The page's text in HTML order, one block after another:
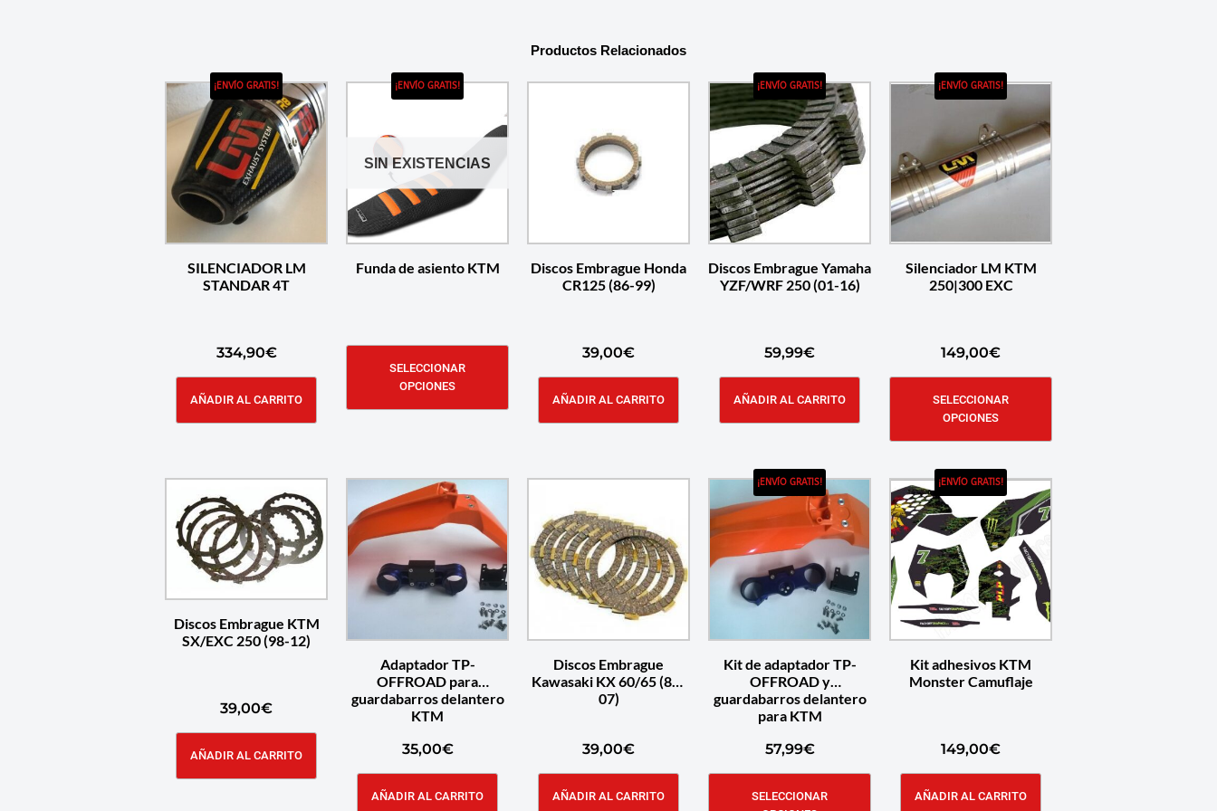
Productos Relacionados
¡ENVÍO GRATIS!
SILENCIADOR LM
STANDAR 4T
334,90€
AÑADIR AL CARRITO
SIN EXISTENCIAS
¡ENVÍO GRATIS!
Funda de asiento KTM
SELECCIONAR
OPCIONES
Discos Embrague Honda
CR125 (86-99)
39,00€
AÑADIR AL CARRITO
¡ENVÍO GRATIS!
Discos Embrague Yamaha
YZF/WRF 250 (01-16)
59,99€
AÑADIR AL CARRITO
¡ENVÍO GRATIS!
Silenciador LM KTM
250|300 EXC
149,00€
SELECCIONAR
OPCIONES
Discos Embrague KTM
SX/EXC 250 (98-12)
39,00€
AÑADIR AL CARRITO
Adaptador TP-
OFFROAD para
guardabarros delantero
KTM
35,00€
AÑADIR AL CARRITO
Discos Embrague
Kawasaki KX 60/65 (88-
07)
39,00€
AÑADIR AL CARRITO
¡ENVÍO GRATIS!
Kit de adaptador TP-
OFFROAD y
guardabarros delantero
para KTM
57,99€
SELECCIONAR
¡ENVÍO GRATIS!
Kit adhesivos KTM
Monster Camuflaje
149,00€
AÑADIR AL CARRITO